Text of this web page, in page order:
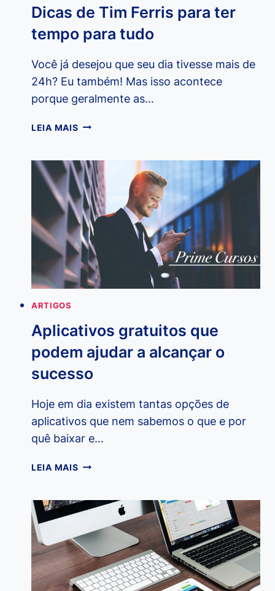
Dicas de Tim Ferris para ter
tempo para tudo
Você já desejou que seu dia tivesse mais de
24h? Eu também! Mas isso acontece
porque geralmente as…
LEIA MAISDICAS
FERRIS
PARA
TER
TEMPO
PARA
TUDO
ARTIGOS
Aplicativos gratuitos que
podem ajudar a alcançar o
sucesso
Hoje em dia existem tantas opções de
aplicativos que nem sabemos o que e por
quê baixar e…
LEIA MAISAPLICATIVOS
PODEM
A
ALCANÇAR
O
SUCESSO